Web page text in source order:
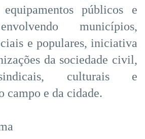
públicos e
municípios,
e populares, iniciativa
da sociedade civil,
culturais e
campo e da cidade.